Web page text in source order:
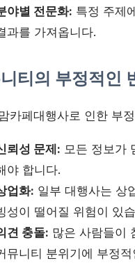
야별 전문화: 특정 주제
과를 가져옵니다.
티의 부정적인
카페대행사로 인한 부
뢰성 문제: 모든 정보가
야 합니다.
업화: 일부 대행사는 상
성이 떨어질 위험이 있
견 충돌: 많은 사람들이
뮤니티 분위기에 부정